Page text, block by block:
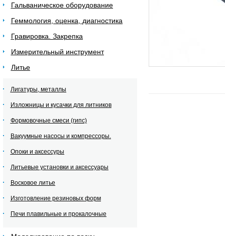
Гальваническое оборудование
Геммология, оценка, диагностика
Гравировка. Закрепка
Измерительный инструмент
Литье
Лигатуры, металлы
Изложницы и кусачки для литников
Формовочные смеси (гипс)
Вакуумные насосы и компрессоры.
Опоки и аксессуры
Литьевые установки и аксессуары
Восковое литье
Изготовление резиновых форм
Печи плавильные и прокалочные